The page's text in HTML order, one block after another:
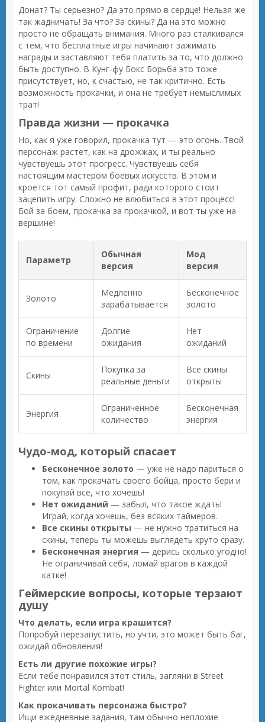
Донат? Ты серьезно? Да это прямо в сердце! Нельзя же
так жадничать! За что? За скины? Да на это можно
просто не обращать внимания. Много раз сталкивался
с тем, что бесплатные игры начинают зажимать
награды и заставляют тебя платить за то, что должно
быть доступно. В Кунг-фу Бокс Борьба это тоже
присутствует, но, к счастью, не так критично. Есть
возможность прокачки, и она не требует немыслимых
трат!
Правда жизни — прокачка
Но, как я уже говорил, прокачка тут — это огонь. Твой
персонаж растет, как на дрожжах, и ты реально
чувствуешь этот прогресс. Чувствуешь себя
настоящим мастером боевых искусств. В этом и
кроется тот самый профит, ради которого стоит
зацепить игру. Сложно не влюбиться в этот процесс!
Бой за боем, прокачка за прокачкой, и вот ты уже на
вершине!
Параметр
Обычная
версия
Мод
версия
Золото
Медленно
зарабатывается
Бесконечное
золото
Ограничение
по времени
Долгие
ожидания
Нет
ожиданий
Скины
Покупка за
реальные деньги
Все скины
открыты
Энергия
Ограниченное
количество
Бесконечная
энергия
Чудо-мод, который спасает
Бесконечное золото — уже не надо париться о
том, как прокачать своего бойца, просто бери и
покупай всё, что хочешь!
Нет ожиданий — забыл, что такое ждать!
Играй, когда хочешь, без всяких таймеров.
Все скины открыты — не нужно тратиться на
скины, теперь ты можешь выглядеть круто сразу.
Бесконечная энергия — дерись сколько угодно!
Не ограничивай себя, ломай врагов в каждой
катке!
Геймерские вопросы, которые терзают
душу
Что делать, если игра крашится?
Попробуй перезапустить, но учти, это может быть баг,
ожидай обновления!
Есть ли другие похожие игры?
Если тебе понравился этот стиль, загляни в Street
Fighter или Mortal Kombat!
Как прокачивать персонажа быстро?
Ищи ежедневные задания, там обычно неплохие